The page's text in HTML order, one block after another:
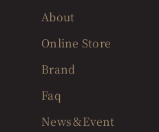
About
Online Store
Brand
Faq
News＆Event